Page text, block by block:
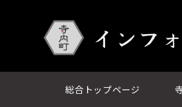
インフ
総合トップページ